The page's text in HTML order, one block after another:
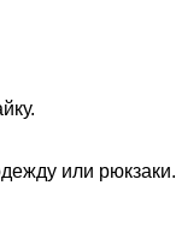
или рюкзаки.